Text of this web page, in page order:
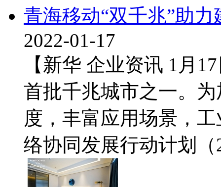
青海移动“双千兆”助
2022-01-17
【新华 企业资讯 1月
首批千兆城市之一。
度，丰富应用场景，
络协同发展行动计划（